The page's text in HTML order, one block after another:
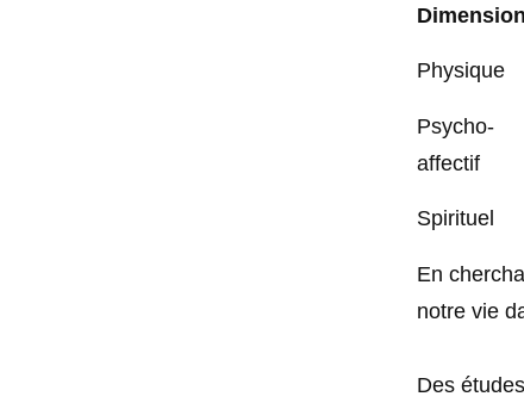
Dimension
Physique
Psycho-
affectif
Spirituel
En
notre vie
Des